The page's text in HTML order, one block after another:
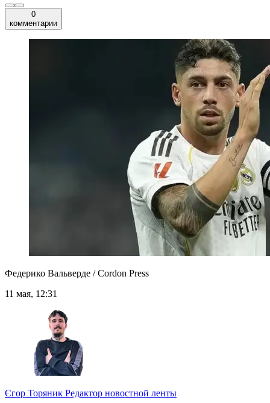
0
комментарии
Федерико Вальверде / Cordon Press
11 мая, 12:31
Єгор Торяник Редактор новостной ленты